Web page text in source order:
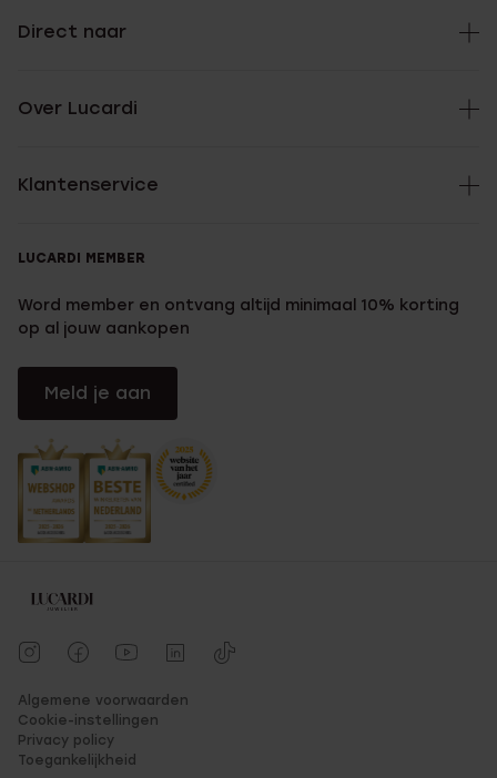
Direct naar
Over Lucardi
Klantenservice
LUCARDI MEMBER
Word member en ontvang altijd minimaal 10% korting
op al jouw aankopen
Meld je aan
Algemene voorwaarden
Cookie-instellingen
Privacy policy
Toegankelijkheid